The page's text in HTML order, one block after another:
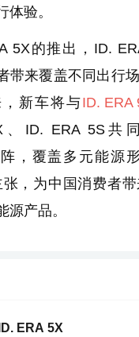
体验。
5X的推出，ID.
带来覆盖不同出行
新车将与ID. ERA
、ID. ERA 5S共
，覆盖多元能源
张，为中国消费者
源产品。
ID. ERA 5X